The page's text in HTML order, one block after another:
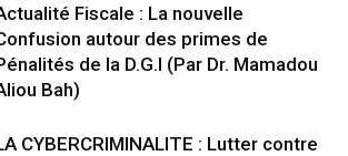
Fiscale : La nouvelle
autour des primes de
de la D.G.I (Par Dr. Mamadou
Bah)
CYBERCRIMINALITE : Lutter contre